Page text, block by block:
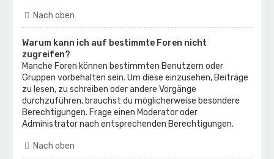
Nach oben
Warum kann ich auf bestimmte Foren nicht
zugreifen?
Manche Foren können bestimmten Benutzern oder
Gruppen vorbehalten sein. Um diese einzusehen, Beiträge
zu lesen, zu schreiben oder andere Vorgänge
durchzuführen, brauchst du möglicherweise besondere
Berechtigungen. Frage einen Moderator oder
Administrator nach entsprechenden Berechtigungen.
Nach oben